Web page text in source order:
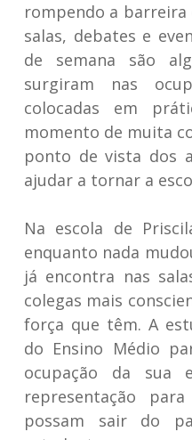
rompendo a barreira
salas, debates e
de semana são
surgiram nas
colocadas em
momento de muita
ponto de vista dos
ajudar a tornar a
Na escola de
enquanto nada
já encontra nas
colegas mais
força que têm. A
do Ensino Médio
ocupação da sua
representação
possam sair do